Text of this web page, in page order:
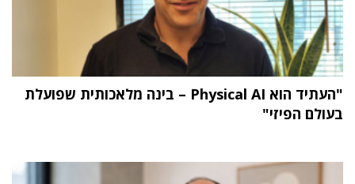
"העתיד הוא Physical AI – בינה מלאכותית שפועלת
בעולם הפיזי"